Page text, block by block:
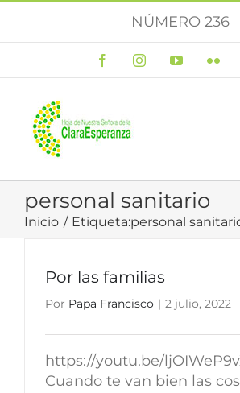
NÚMERO 236
FacebookInstagramYouTube
personal sanitario
Inicio Etiqueta:personal
Por las familias
Por Papa Francisco | 2 julio, 2022
https://youtu.be/
Cuando te van bien las